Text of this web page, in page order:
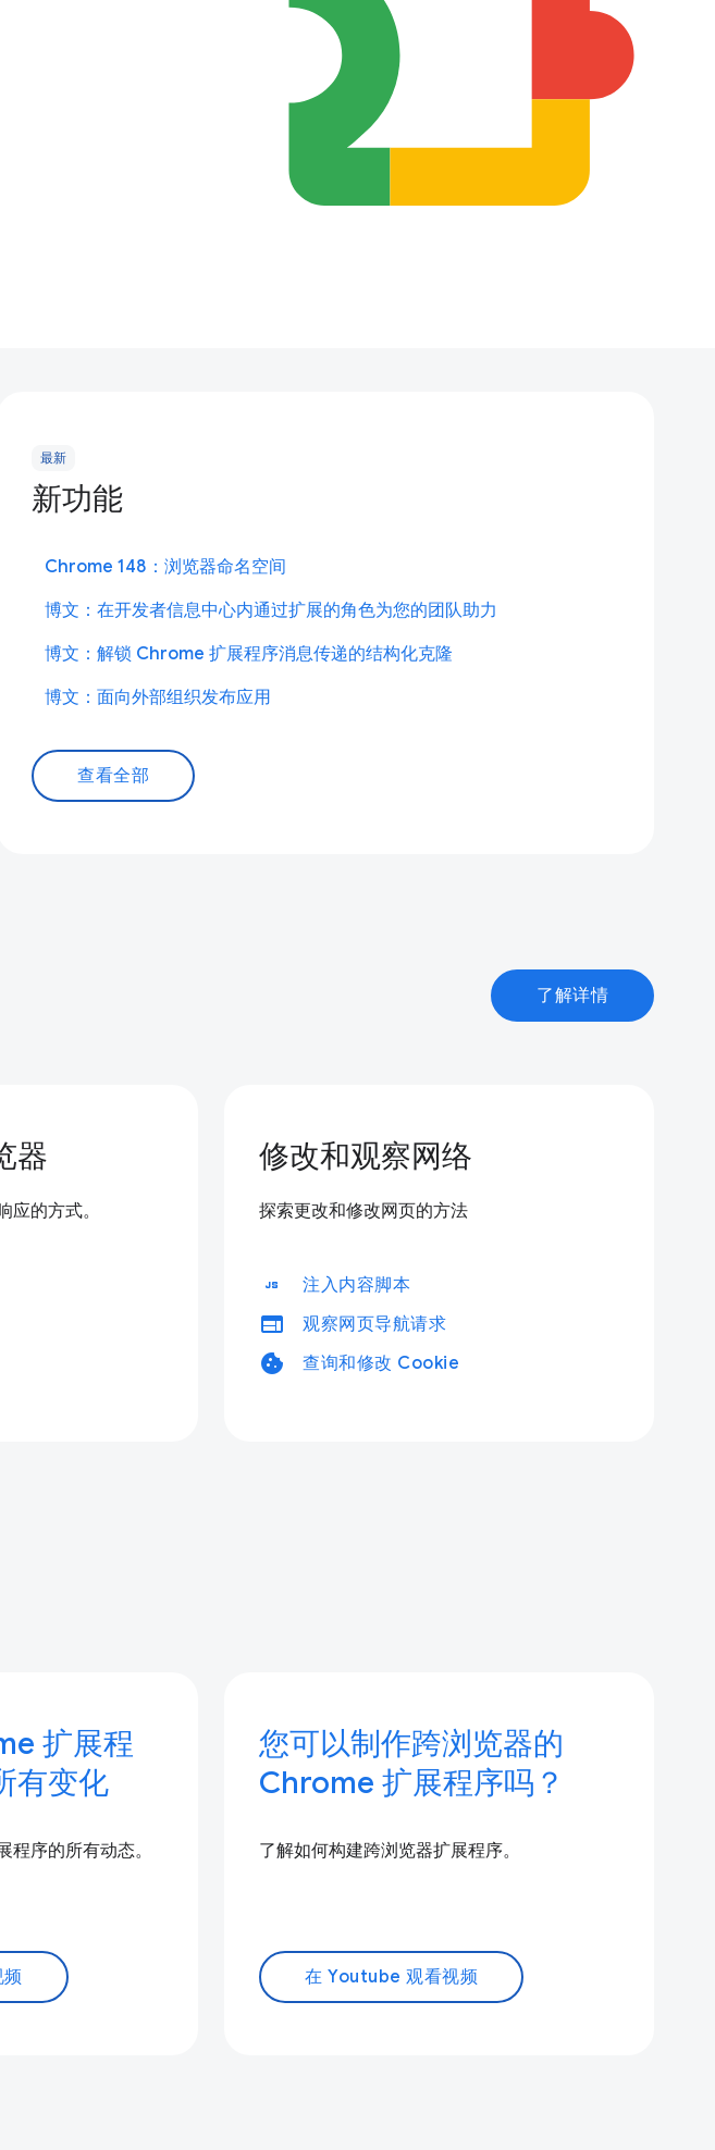
最新
新功能
Chrome 148：浏览器命名空间
博文：在开发者信息中心内通过扩展的角色为您的团队助力
博文：解锁 Chrome 扩展程序消息传递的结构化克隆
博文：面向外部组织发布应用
查看全部
了解详情
器
的方式。
修改和观察网络
探索更改和修改网页的方法
javascript 注入内容脚本
web 观察网页导航请求
cookie 查询和修改 Cookie
扩展程
有变化
序的所有动态。
您可以制作跨浏览器的
Chrome 扩展程序吗？
了解如何构建跨浏览器扩展程序。
在 Youtube 观看视频